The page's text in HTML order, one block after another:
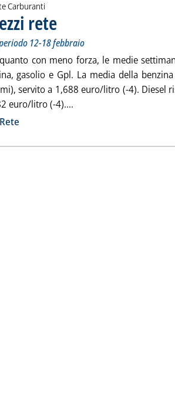
Carburanti
rete
12-18 febbraio
con meno forza, le medie
gasolio e Gpl. La media della
servito a 1,688 euro/litro (-4). Diesel
euro/litro (-4)....
alla notizia